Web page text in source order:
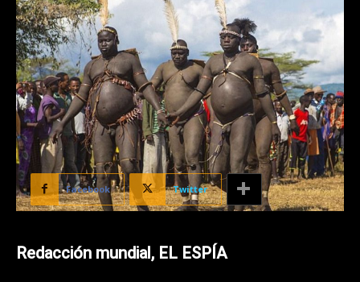
Facebook Twitter
Redacción mundial, EL ESPÍA